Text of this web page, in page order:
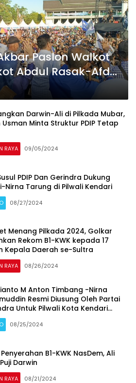
Paslon Walkot
Abdul Rasak-Afdal
Simpatisan Dan
Darwin-Ali di Pilkada Mubar,
Usman Minta Struktur PDIP Tetap
RAYA 09/05/2024
PDIP Dan Gerindra Dukung
Nirna Tarung di Pilwali Kendari
08/27/2024
Menang Pilkada 2024, Golkar
Rekom B1-KWK kepada 17
Kepala Daerah se-Sultra
RAYA 08/26/2024
M Anton Timbang -Nirna
Resmi Diusung Oleh Partai
Untuk Pilwali Kota Kendari
2025-2030
08/25/2024
B1-KWK NasDem, Ali
Darwin
RAYA 08/21/2024